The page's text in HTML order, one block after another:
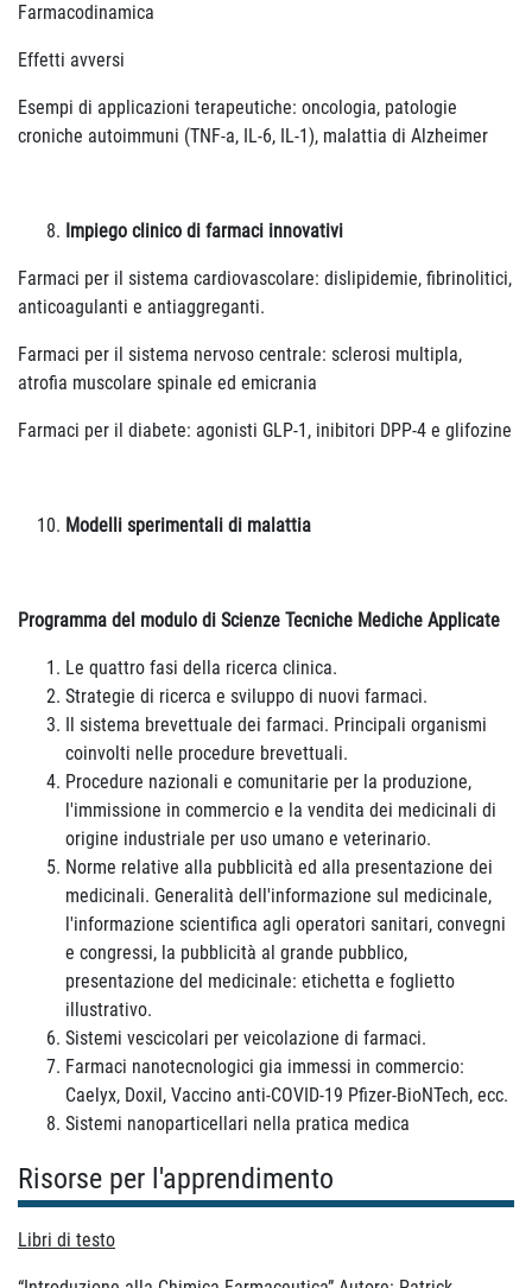
Farmacodinamica
Effetti avversi
Esempi di applicazioni terapeutiche: oncologia, patologie
croniche autoimmuni (TNF-a, IL-6, IL-1), malattia di Alzheimer
Impiego clinico di farmaci innovativi
Farmaci per il sistema cardiovascolare: dislipidemie, fibrinolitici,
anticoagulanti e antiaggreganti.
Farmaci per il sistema nervoso centrale: sclerosi multipla,
atrofia muscolare spinale ed emicrania
Farmaci per il diabete: agonisti GLP-1, inibitori DPP-4 e glifozine
Modelli sperimentali di malattia
Programma del modulo di Scienze Tecniche Mediche Applicate
Le quattro fasi della ricerca clinica.
Strategie di ricerca e sviluppo di nuovi farmaci.
Il sistema brevettuale dei farmaci. Principali organismi
coinvolti nelle procedure brevettuali.
Procedure nazionali e comunitarie per la produzione,
l'immissione in commercio e la vendita dei medicinali di
origine industriale per uso umano e veterinario.
Norme relative alla pubblicità ed alla presentazione dei
medicinali. Generalità dell'informazione sul medicinale,
l'informazione scientifica agli operatori sanitari, convegni
e congressi, la pubblicità al grande pubblico,
presentazione del medicinale: etichetta e foglietto
illustrativo.
Sistemi vescicolari per veicolazione di farmaci.
Farmaci nanotecnologici gia immessi in commercio:
Caelyx, Doxil, Vaccino anti-COVID-19 Pfizer-BioNTech, ecc.
Sistemi nanoparticellari nella pratica medica
Risorse per l'apprendimento
Libri di testo